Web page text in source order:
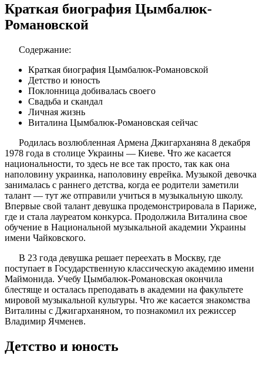
Краткая биография Цымбалюк-
Романовской
Содержание:
Краткая биография Цымбалюк-Романовской
Детство и юность
Поклонница добивалась своего
Свадьба и скандал
Личная жизнь
Виталина Цымбалюк-Романовская сейчас
Родилась возлюбленная Армена Джигарханяна 8 декабря
1978 года в столице Украины — Киеве. Что же касается
национальности, то здесь не все так просто, так как она
наполовину украинка, наполовину еврейка. Музыкой девочка
занималась с раннего детства, когда ее родители заметили
талант — тут же отправили учиться в музыкальную школу.
Впервые свой талант девушка продемонстрировала в Париже,
где и стала лауреатом конкурса. Продолжила Виталина свое
обучение в Национальной музыкальной академии Украины
имени Чайковского.
В 23 года девушка решает переехать в Москву, где
поступает в Государственную классическую академию имени
Маймонида. Учебу Цымбалюк-Романовская окончила
блестяще и осталась преподавать в академии на факультете
мировой музыкальной культуры. Что же касается знакомства
Виталины с Джигарханяном, то познакомил их режиссер
Владимир Ячменев.
Детство и юность